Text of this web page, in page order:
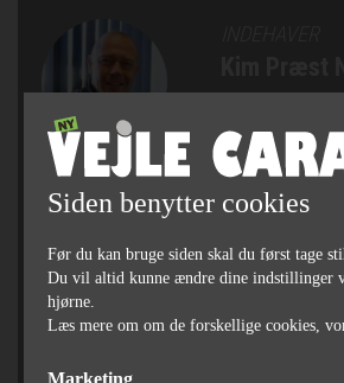
SALGSCHEF,
OG
Michael
76 90 75 79
SÆLGER
Siden benytter cookies
Før du kan bruge siden skal du først tage
Du vil altid kunne ændre dine indstillinger
hjørne.
Læs mere om om de forskellige cookies,
Marketing